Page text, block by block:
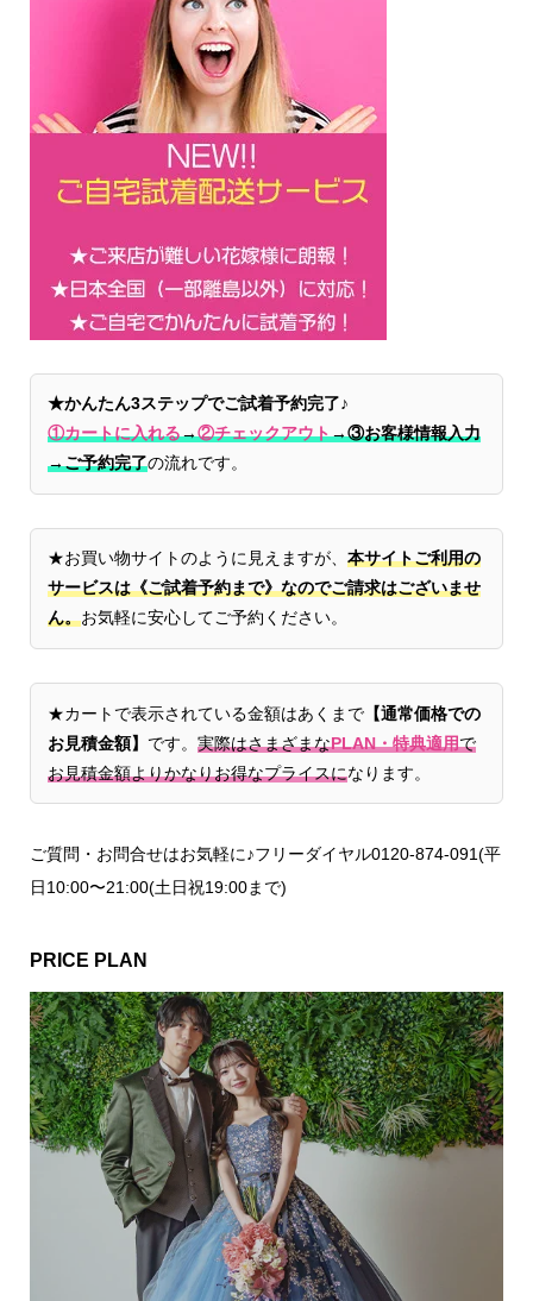
★かんたん3ステップでご試着予約完了♪
①カートに入れる→②チェックアウト→③お客様情報入力
→ご予約完了の流れです。
★お買い物サイトのように見えますが、 本サイトご利用の
サービスは《ご試着予約まで》なのでご請求はございませ
ん。お気軽に安心してご予約ください。
★カートで表示されている金額はあくまで【通常価格での
お見積金額】 です。 実際はさまざまなPLAN・特典適用で
お見積金額よりかなりお得なプライスになります。
ご質問・お問合せはお気軽に♪フリーダイヤル0120-874-091(平
日10:00〜21:00(土日祝19:00まで)
PRICE PLAN